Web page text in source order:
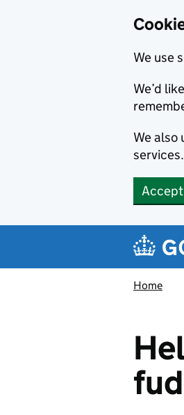
We use
We’d
We also
services.
Home